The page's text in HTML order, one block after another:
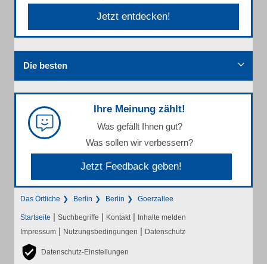
Jetzt entdecken!
Die besten
Ihre Meinung zählt!
Was gefällt Ihnen gut?
Was sollen wir verbessern?
Jetzt Feedback geben!
Das Örtliche Berlin Berlin Goerzallee
Startseite | Suchbegriffe | Kontakt | Inhalte melden
Impressum | Nutzungsbedingungen | Datenschutz
Datenschutz-Einstellungen